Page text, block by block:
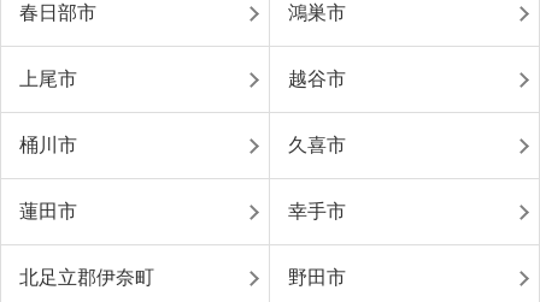
春日部市 鴻巣市
上尾市 越谷市
桶川市 久喜市
蓮田市 幸手市
北足立郡伊奈町 野田市